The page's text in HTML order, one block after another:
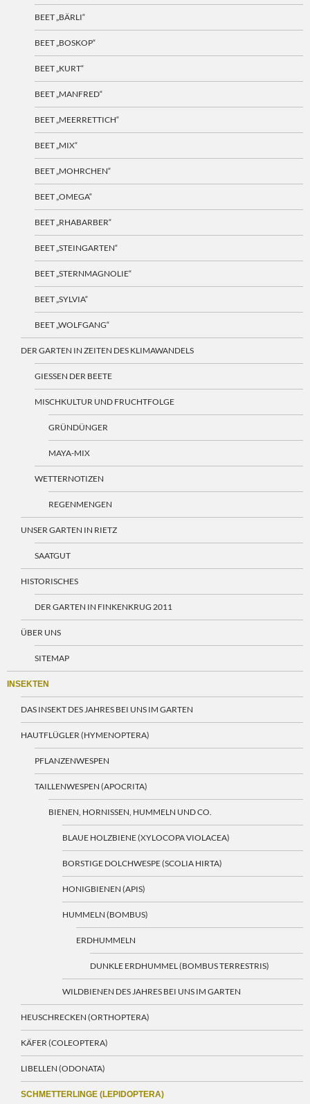
BEET „BÄRLI“
BEET „BOSKOP“
BEET „KURT“
BEET „MANFRED“
BEET „MEERRETTICH“
BEET „MIX“
BEET „MOHRCHEN“
BEET „OMEGA“
BEET „RHABARBER“
BEET „STEINGARTEN“
BEET „STERNMAGNOLIE“
BEET „SYLVIA“
BEET „WOLFGANG“
DER GARTEN IN ZEITEN DES KLIMAWANDELS
GIESSEN DER BEETE
MISCHKULTUR UND FRUCHTFOLGE
GRÜNDÜNGER
MAYA-MIX
WETTERNOTIZEN
REGENMENGEN
UNSER GARTEN IN RIETZ
SAATGUT
HISTORISCHES
DER GARTEN IN FINKENKRUG 2011
ÜBER UNS
SITEMAP
INSEKTEN
DAS INSEKT DES JAHRES BEI UNS IM GARTEN
HAUTFLÜGLER (HYMENOPTERA)
PFLANZENWESPEN
TAILLENWESPEN (APOCRITA)
BIENEN, HORNISSEN, HUMMELN UND CO.
BLAUE HOLZBIENE (XYLOCOPA VIOLACEA)
BORSTIGE DOLCHWESPE (SCOLIA HIRTA)
HONIGBIENEN (APIS)
HUMMELN (BOMBUS)
ERDHUMMELN
DUNKLE ERDHUMMEL (BOMBUS TERRESTRIS)
WILDBIENEN DES JAHRES BEI UNS IM GARTEN
HEUSCHRECKEN (ORTHOPTERA)
KÄFER (COLEOPTERA)
LIBELLEN (ODONATA)
SCHMETTERLINGE (LEPIDOPTERA)